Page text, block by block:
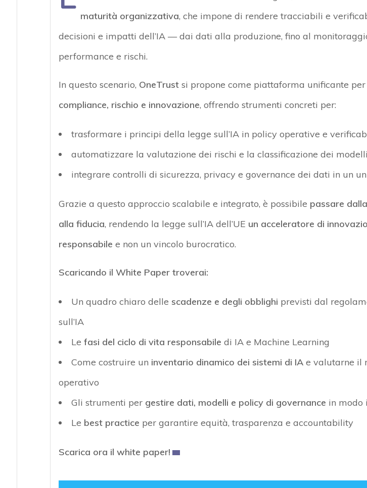
maturità organizzativa, che impone di rendere tracciabili e
decisioni e impatti dell’IA — dai dati alla produzione, fino al
performance e rischi.
In questo scenario, OneTrust si propone come piattaforma unificante per
compliance, rischio e innovazione, offrendo strumenti concreti per:
trasformare i principi della legge sull’IA in policy operative e
automatizzare la valutazione dei rischi e la classificazione dei
integrare controlli di sicurezza, privacy e governance dei dati in un
Grazie a questo approccio scalabile e integrato, è possibile passare
alla fiducia, rendendo la legge sull’IA dell’UE un acceleratore di
responsabile e non un vincolo burocratico.
Scaricando il White Paper troverai:
Un quadro chiaro delle scadenze e degli obblighi previsti dal
sull’IA
Le fasi del ciclo di vita responsabile di IA e Machine Learning
Come costruire un inventario dinamico dei sistemi di IAe valutarne il
operativo
Gli strumenti per gestire dati, modelli e policy di governance in modo
Le best practice per garantire equità, trasparenza e accountability
Scarica ora il white paper!